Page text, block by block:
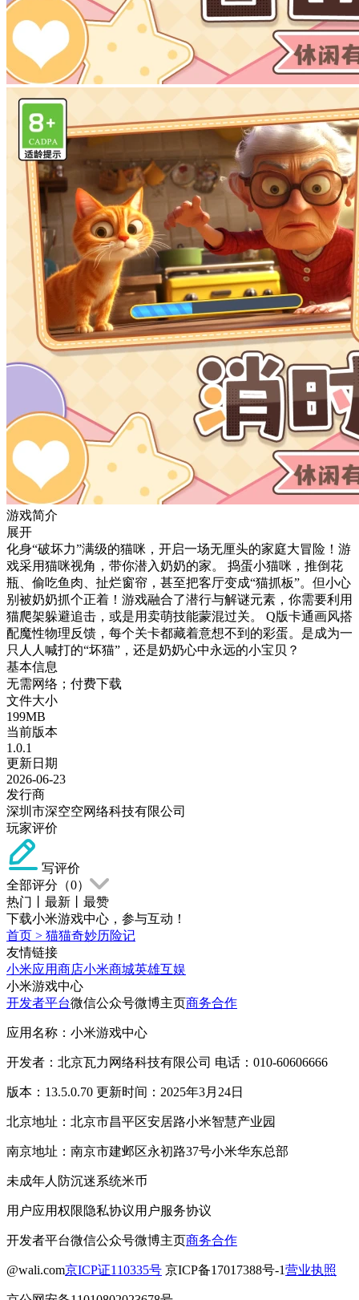
游戏简介
展开
化身“破坏力”满级的猫咪，开启一场无厘头的家庭大冒险！游
戏采用猫咪视角，带你潜入奶奶的家。 捣蛋小猫咪，推倒花
瓶、偷吃鱼肉、扯烂窗帘，甚至把客厅变成“猫抓板”。但小心
别被奶奶抓个正着！游戏融合了潜行与解谜元素，你需要利用
猫爬架躲避追击，或是用卖萌技能蒙混过关。 Q版卡通画风搭
配魔性物理反馈，每个关卡都藏着意想不到的彩蛋。是成为一
只人人喊打的“坏猫”，还是奶奶心中永远的小宝贝？
基本信息
无需网络；付费下载
文件大小
199MB
当前版本
1.0.1
更新日期
2026-06-23
发行商
深圳市深空空网络科技有限公司
玩家评价
写评价
全部评分（0）
热门
最新
最赞
下载小米游戏中心，参与互动！
首页 > 猫猫奇妙历险记
友情链接
小米应用商店小米商城英雄互娱
小米游戏中心
开发者平台微信公众号微博主页商务合作
应用名称：小米游戏中心
开发者：北京瓦力网络科技有限公司 电话：010-60606666
版本：13.5.0.70 更新时间：2025年3月24日
北京地址：北京市昌平区安居路小米智慧产业园
南京地址：南京市建邺区永初路37号小米华东总部
未成年人防沉迷系统米币
用户应用权限隐私协议用户服务协议
开发者平台微信公众号微博主页商务合作
@wali.com京ICP证110335号 京ICP备17017388号-1营业执照